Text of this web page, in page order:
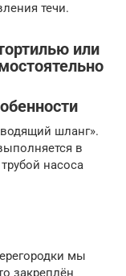
течи.
или
шланг».
в
насоса
мы
закреплён